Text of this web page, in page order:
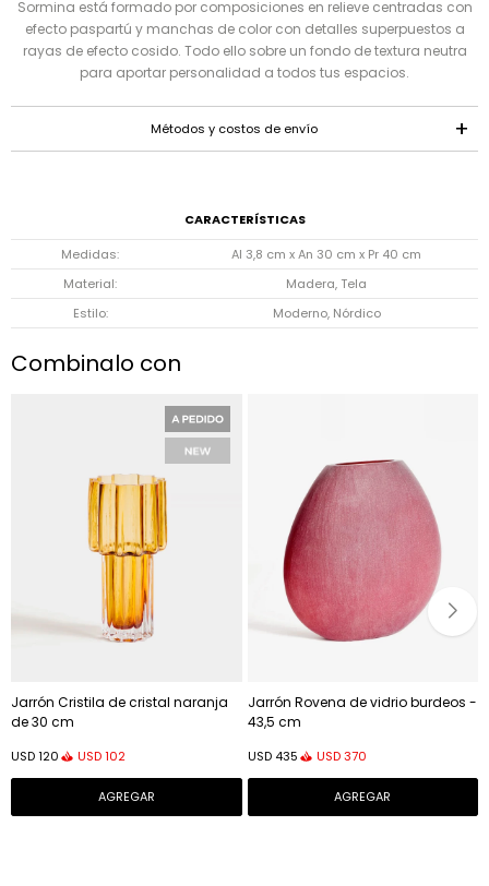
Sormina está formado por composiciones en relieve centradas con
efecto paspartú y manchas de color con detalles superpuestos a
rayas de efecto cosido. Todo ello sobre un fondo de textura neutra
para aportar personalidad a todos tus espacios.
Métodos y costos de envío
CARACTERÍSTICAS
Medidas
Al 3,8 cm x An 30 cm x Pr 40 cm
Material
Madera, Tela
Estilo
Moderno, Nórdico
Combinalo con
Jarrón Cristila de cristal naranja
de 30 cm
USD120 USD102
Jarrón Rovena de vidrio burdeos -
43,5 cm
USD 435 USD 370